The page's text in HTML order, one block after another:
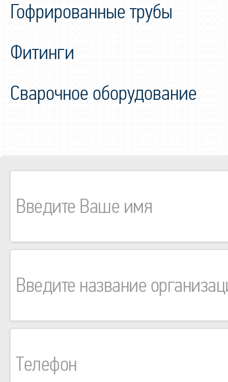
Гофрированные трубы
Фитинги
Сварочное оборудование